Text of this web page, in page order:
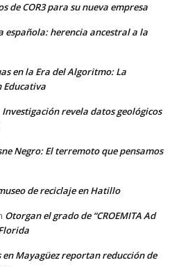
de COR3 para su nueva empresa
española: herencia ancestral a la
en la Era del Algoritmo: La
Educativa
Investigación revela datos geológicos
Negro: El terremoto que pensamos
de reciclaje en Hatillo
Otorgan el grado de “CROEMITA Ad
en Mayagüez reportan reducción de